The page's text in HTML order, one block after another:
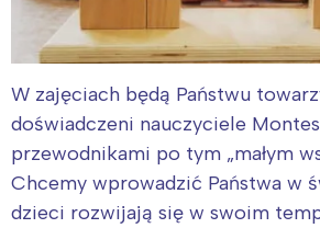
W zajęciach będą Państwu
doświadczeni nauczyciele
przewodnikami po tym „małym
Chcemy wprowadzić Państwa w
dzieci rozwijają się w swoim